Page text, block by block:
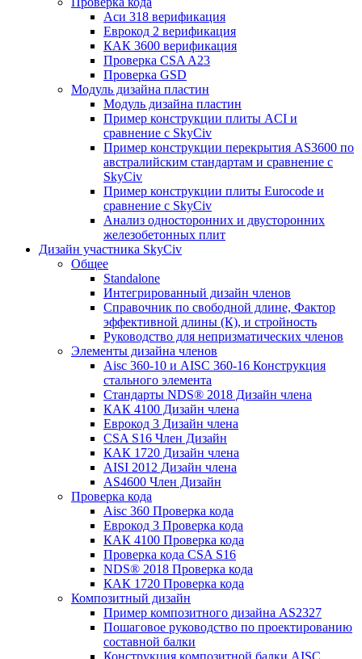
Аси 318 верификация
Еврокод 2 верификация
КАК 3600 верификация
Проверка CSA A23
Проверка GSD
Модуль дизайна пластин
Модуль дизайна пластин
Пример конструкции плиты ACI и
сравнение с SkyCiv
Пример конструкции перекрытия AS3600 по
австралийским стандартам и сравнение с
SkyCiv
Пример конструкции плиты Eurocode и
сравнение с SkyCiv
Анализ односторонних и двусторонних
железобетонных плит
Дизайн участника SkyCiv
Общее
Standalone
Интегрированный дизайн членов
Справочник по свободной длине, Фактор
эффективной длины (К), и стройность
Руководство для непризматических членов
Элементы дизайна членов
Aisc 360-10 и AISC 360-16 Конструкция
стального элемента
Стандарты NDS® 2018 Дизайн члена
КАК 4100 Дизайн члена
Еврокод 3 Дизайн члена
CSA S16 Член Дизайн
КАК 1720 Дизайн члена
AISI 2012 Дизайн члена
AS4600 Член Дизайн
Проверка кода
Aisc 360 Проверка кода
Еврокод 3 Проверка кода
КАК 4100 Проверка кода
Проверка кода CSA S16
NDS® 2018 Проверка кода
КАК 1720 Проверка кода
Композитный дизайн
Пример композитного дизайна AS2327
Пошаговое руководство по проектированию
составной балки